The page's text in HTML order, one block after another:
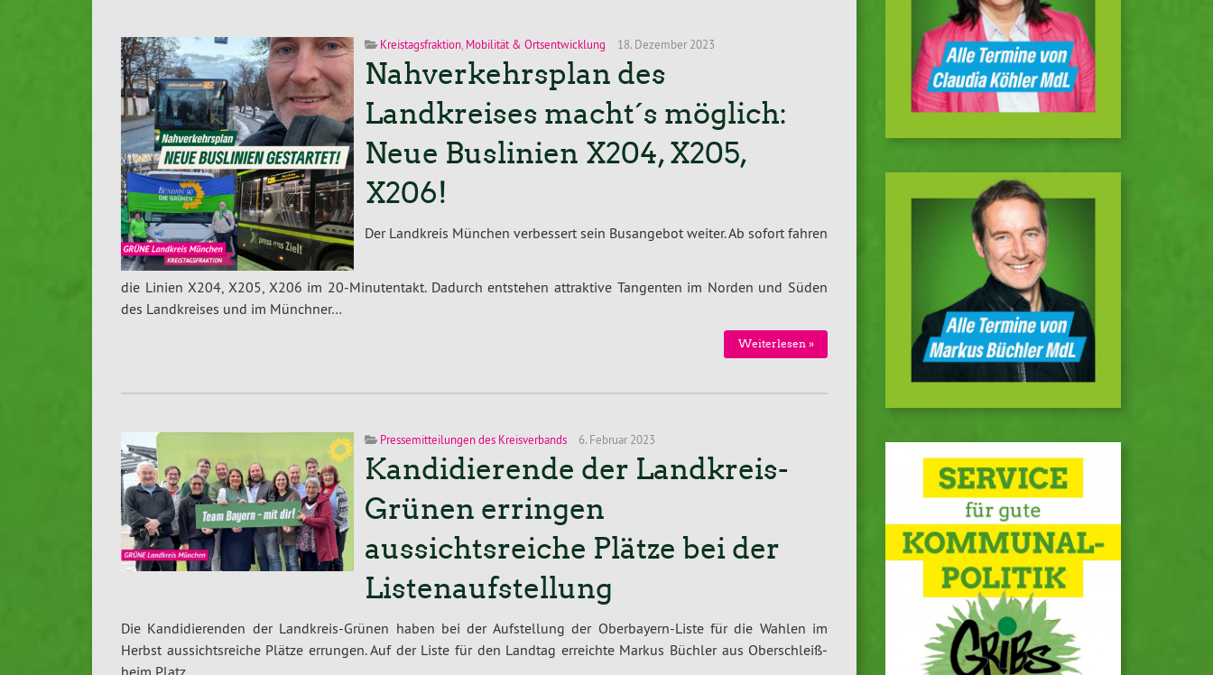
Kreistagsfraktion, Mobilität & Ortsentwicklung 18. Dezember 2023
Nahverkehrsplan des
Landkreises macht´s möglich:
Neue Buslinien X204, X205,
X206!
Der Landkreis München ver­bes­sert sein Bus­an­ge­bot weiter. Ab sofort fahren
die Linien X204, X205, X206 im 20-Mi­nu­ten­takt. Dadurch entstehen at­trak­ti­ve Tangenten im Norden und Süden
des Land­krei­ses und im Münchner…
Wei­ter­le­sen »
Pressemitteilungen des Kreisverbands 6. Februar 2023
Kandidierende der Landkreis-
Grünen erringen
aussichtsreiche Plätze bei der
Listenaufstellung
Die Kan­di­die­ren­den der Land­kreis-Grü­nen haben bei der Auf­stel­lung der Ober­bay­ern-Lis­te für die Wahlen im
Herbst aus­sichts­rei­che Plätze errungen. Auf der Liste für den Landtag erreichte Markus Büchler aus Ober­schleiß­
heim Platz…